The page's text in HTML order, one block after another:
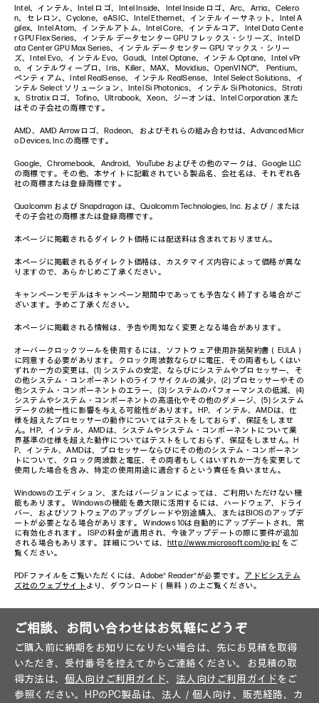
Intel、インテル、Intel ロゴ、Intel Inside、Intel Inside ロゴ、Arc、Arria、Celero
n、セレロン、Cyclone、eASIC、Intel Ethernet、インテル イーサネット、Intel A
gilex、Intel Atom、インテルアトム、Intel Core、インテルコア、Intel Data Cente
r GPU Flex Series、インテル データセンター GPU フレックス・シリーズ、Intel D
ata Center GPU Max Series、インテル データセンター GPU マックス・シリー
ズ、Intel Evo、インテル Evo、Gaudi、Intel Optane、インテル Optane、Intel vPr
o、インテルヴィープロ、Iris、Killer、MAX、Movidius、OpenVINO™、 Pentium、
ペンティアム、Intel RealSense、インテル RealSense、Intel Select Solutions、イ
ンテル Select ソリューション、Intel Si Photonics、インテル Si Photonics、Strati
x、Stratix ロゴ、Tofino、Ultrabook、Xeon、ジーオンは、Intel Corporation また
はその子会社の商標です。
AMD、AMD Arrowロゴ、Radeon、およびそれらの組み合わせは、Advanced Micr
o Devices, Inc.の商標です。
Google、Chromebook、Android、YouTube およびその他のマークは、Google LLC
の商標です。その他、本サイトに記載されている製品名、会社名は、それぞれ各
社の商標または登録商標です。
Qualcomm および Snapdragon は、Qualcomm Technologies, Inc. および／または
その子会社の商標または登録商標です。
本ページに掲載されるダイレクト価格には配送料は含まれておりません。
本ページに掲載されるダイレクト価格は、カスタマイズ内容によって価格が異な
りますので、あらかじめご了承ください。
キャンペーンモデルはキャンペーン期間中であっても予告なく終了する場合がご
ざいます。予めご了承ください。
本ページに掲載される情報は、予告や周知なく変更となる場合があります。
オーバークロックツールを使用するには、ソフトウェア使用許諾契約書（EULA）
に同意する必要があります。クロック周波数ならびに電圧、その両者もしくはい
ずれか一方の変更は、(1) システムの安定、ならびにシステムやプロセッサー、そ
の他システム・コンポーネントのライフサイクルの減少、(2) プロセッサーやその
他システム・コンポーネントのエラー、(3) システムのパフォーマンスの低減、(4)
システムやシステム・コンポーネントの高温化やその他のダメージ、(5) システム
データの統一性に影響を与える可能性があります。HP、インテル、AMDは、仕
様を超えたプロセッサーの動作についてはテストをしておらず、保証をしませ
ん。HP、インテル、AMDは、システムやシステム・コンポーネントについて業
界基準の仕様を超えた動作についてはテストをしておらず、保証をしません。H
P、インテル、AMDは、プロセッサーならびにその他のシステム・コンポーネン
トについて、クロック周波数と電圧、その両者もしくはいずれか一方を変更して
使用した場合を含み、特定の使用用途に適合するという責任を負いません。
Windowsのエディション、またはバージョンによっては、ご利用いただけない機
能もあります。 Windowsの機能を最大限に活用するには、ハードウェア、ドライ
バー、およびソフトウェアのアップグレードや別途購入、またはBIOSのアップデ
ートが必要となる場合があります。 Windows 10は自動的にアップデートされ、常
に有効化されます。 ISPの料金が適用され、今後アップデートの際に要件が追加
される場合もあります。 詳細については、 http://www.microsoft.com/ja-jp/ をご
覧ください。
PDFファイルをご覧いただくには、Adobe® Reader®が必要です。 アドビシステム
ズ社のウェブサイト より、ダウンロード（無料）の上ご覧ください。
ご相談、お問い合わせはお気軽にどうぞ
ご購入前に納期をお知りになりたい場合は、先にお見積を取得
いただき、受付番号を控えてからご連絡ください。お見積の取
得方法は、 個人向けご利用ガイド、 法人向けご利用ガイドをご
参照ください。HPのPC製品は、法人／個人向け、販売経路、カ